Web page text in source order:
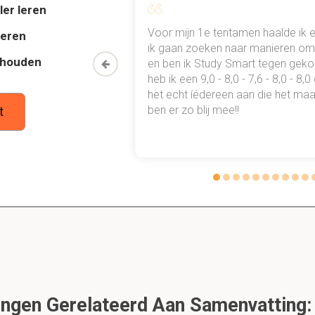
waren er tijdens de republiek?
leren
mn
een heel
gewoon
Voor mijn 1e tentamen haalde ik
ik gaan zoeken naar manieren
en ben ik Study Smart tegen
heb ik een 9,0 - 8,0 - 7,6 - 8,0 -
het echt íédereen aan die het
ben er zo blij mee!!
Gerelateerd Aan